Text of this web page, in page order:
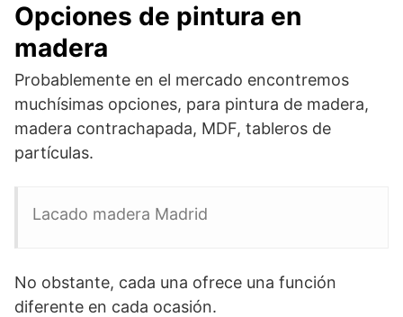
Opciones de pintura en
madera
Probablemente en el mercado encontremos
muchísimas opciones, para pintura de madera,
madera contrachapada, MDF, tableros de
partículas.
Lacado madera Madrid
No obstante, cada una ofrece una función
diferente en cada ocasión.